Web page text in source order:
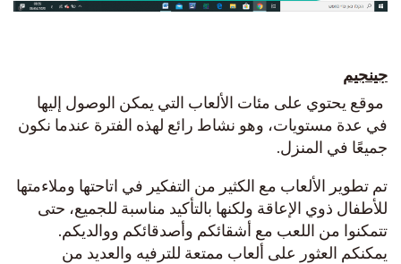
جينجيم
موقع يحتوي على مئات الألعاب التي يمكن الوصول إليها
في عدة مستويات، وهو نشاط رائع لهذه الفترة عندما نكون
جميعًا في المنزل.
تم تطوير الألعاب مع الكثير من التفكير في اتاحتها وملاءمتها
للأطفال ذوي الإعاقة ولكنها بالتأكيد مناسبة للجميع، حتى
تتمكنوا من اللعب مع أشقائكم وأصدقائكم ووالديكم.
يمكنكم العثور على ألعاب ممتعة للترفيه والعديد من